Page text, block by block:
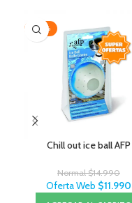
-20%
Chill out ice ball AFP
Normal$14.990
Oferta Web $11.990